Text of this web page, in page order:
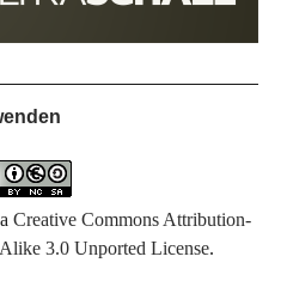
Creative Commons Attribution-
3.0 Unported License.